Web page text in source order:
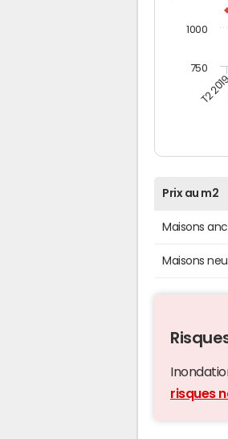
T2
750
1000
Prix au m2
Maisons
Maisons
risques